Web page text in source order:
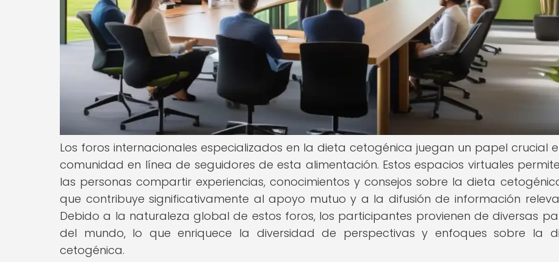
Los foros internacionales especializados en la dieta cetogénica juegan un papel crucial
comunidad en línea de seguidores de esta alimentación. Estos espacios virtuales
las personas compartir experiencias, conocimientos y consejos sobre la dieta
que contribuye significativamente al apoyo mutuo y a la difusión de información
Debido a la naturaleza global de estos foros, los participantes provienen de diversas
del mundo, lo que enriquece la diversidad de perspectivas y enfoques sobre la
cetogénica.